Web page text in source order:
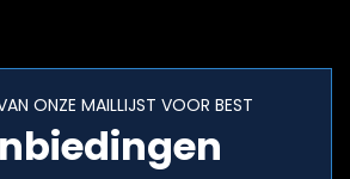
ONZE MAILLIJST VOOR BEST